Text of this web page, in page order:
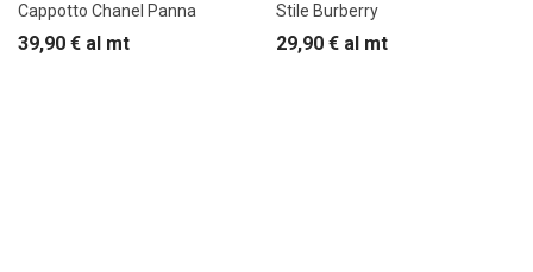
Cappotto Chanel Panna
39,90 € al mt
Stile Burberry
29,90 € al mt